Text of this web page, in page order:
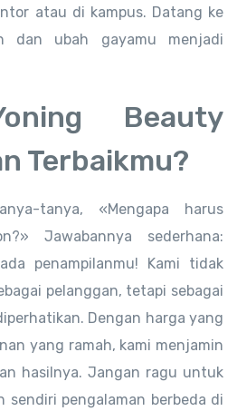
atau di kampus. Datang ke
dan ubah gayamu menjadi
Beauty
Terbaikmu?
tanya, «Mengapa harus
Jawabannya sederhana:
penampilanmu! Kami tidak
pelanggan, tetapi sebagai
Dengan harga yang
yang ramah, kami menjamin
hasilnya. Jangan ragu untuk
sendiri pengalaman berbeda di